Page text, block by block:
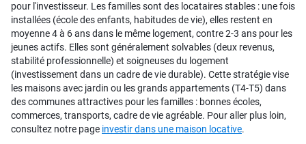
pour l'investisseur. Les familles sont des locataires stables : une fois
installées (école des enfants, habitudes de vie), elles restent en
moyenne 4 à 6 ans dans le même logement, contre 2-3 ans pour les
jeunes actifs. Elles sont généralement solvables (deux revenus,
stabilité professionnelle) et soigneuses du logement
(investissement dans un cadre de vie durable). Cette stratégie vise
les maisons avec jardin ou les grands appartements (T4-T5) dans
des communes attractives pour les familles : bonnes écoles,
commerces, transports, cadre de vie agréable. Pour aller plus loin,
consultez notre page investir dans une maison locative.